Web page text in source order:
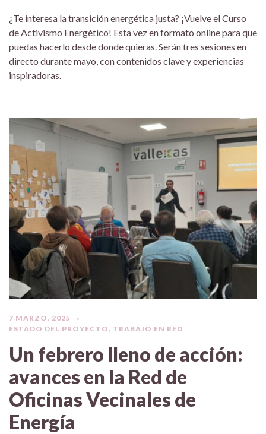
¿Te interesa la transición energética justa? ¡Vuelve el Curso
de Activismo Energético! Esta vez en formato online para que
puedas hacerlo desde donde quieras. Serán tres sesiones en
directo durante mayo, con contenidos clave y experiencias
inspiradoras.
7 MARZO, 2025
ESTADO DEL PROYECTO, TRABAJO EN RED
Un febrero lleno de acción:
avances en la Red de
Oficinas Vecinales de
Energía